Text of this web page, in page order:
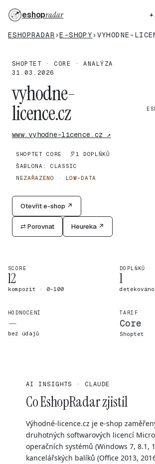
eshopradar +
ESHOPRADAR ›E-SHOPY › VYHODNE-
SHOPTET · CORE · ANALÝZA
31.03.2026
vyhodne-
licence.cz
www.vyhodne-licence.cz ↗
SHOPTET CORE
1 DOPLŇKŮ
ŠABLONA: CLASSIC
NEZAŘAZENO · LOW-DATA
Otevřít e-shop ↗
⇄ Porovnat Heureka ↗
SCORE
12
kompozit · 0–100
DOPLŇKŮ
1
HODNOCENÍ
—
bez údajů
TARIF
Core
Shoptet
AI INSIGHTS · CLAUDE
Co EshopRadar zjistil
Výhodné-licence.cz je e-shop
druhotných softwarových licencí
operačních systémů (Windows 7, 8.1,
kancelářských balíků (Office 2013,